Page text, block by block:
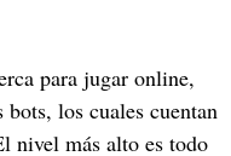
para jugar online,
los cuales cuentan
nivel más alto es todo